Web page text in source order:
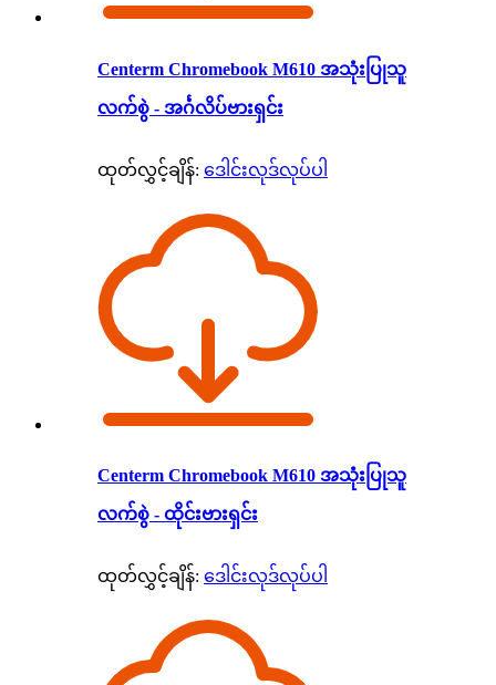
Centerm Chromebook M610 အသုံးပြုသူ
လက်စွဲ - အင်္ဂလိပ်ဗားရှင်း
ထုတ်လွှင့်ချိန်: ဒေါင်းလုဒ်လုပ်ပါ
Centerm Chromebook M610 အသုံးပြုသူ
လက်စွဲ - ထိုင်းဗားရှင်း
ထုတ်လွှင့်ချိန်: ဒေါင်းလုဒ်လုပ်ပါ